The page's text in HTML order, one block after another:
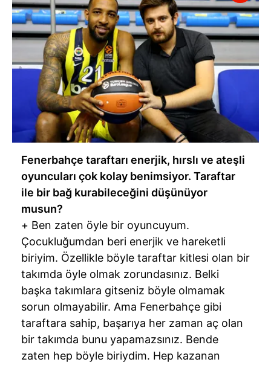
Fenerbahçe taraftarı enerjik, hırslı ve ateşli
oyuncuları çok kolay benimsiyor. Taraftar
ile bir bağ kurabileceğini düşünüyor
musun?
+ Ben zaten öyle bir oyuncuyum.
Çocukluğumdan beri enerjik ve hareketli
biriyim. Özellikle böyle taraftar kitlesi olan bir
takımda öyle olmak zorundasınız. Belki
başka takımlara gitseniz böyle olmamak
sorun olmayabilir. Ama Fenerbahçe gibi
taraftara sahip, başarıya her zaman aç olan
bir takımda bunu yapamazsınız. Bende
zaten hep böyle biriydim. Hep kazanan